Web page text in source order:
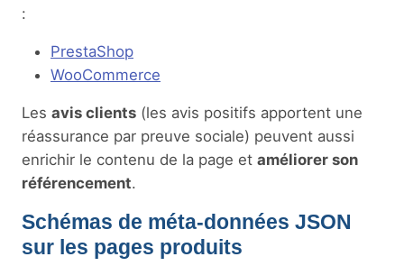
:
PrestaShop
WooCommerce
Les avis clients (les avis positifs apportent une
réassurance par preuve sociale) peuvent aussi
enrichir le contenu de la page et améliorer son
référencement.
Schémas de méta-données JSON
sur les pages produits